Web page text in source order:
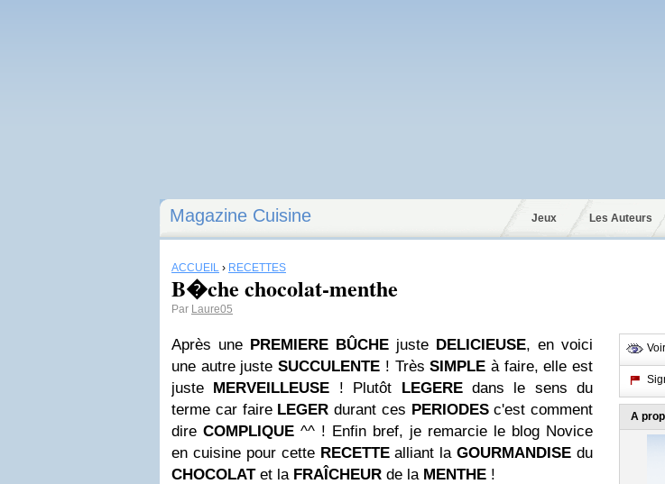
Magazine Cuisine Jeux Les Auteurs
ACCUEIL › RECETTES
B�che chocolat-menthe
Par Laure05
Après une PREMIERE BÛCHE juste DELICIEUSE, en voici
une autre justeSUCCULENTE ! TrèsSIMPLE à faire, elle est
juste MERVEILLEUSE ! Plutôt LEGEREdans le sens du
terme car faire LEGER durant ces PERIODESc'est comment
dire COMPLIQUE ^^ ! Enfin bref, je remarcie le blog Novice
en cuisine pour cette RECETTEalliant laGOURMANDISE du
CHOCOLATet la FRAÎCHEUR de la MENTHE !
A